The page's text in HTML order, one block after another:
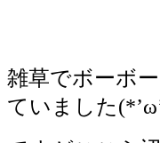
雑草でボーボ
ていました